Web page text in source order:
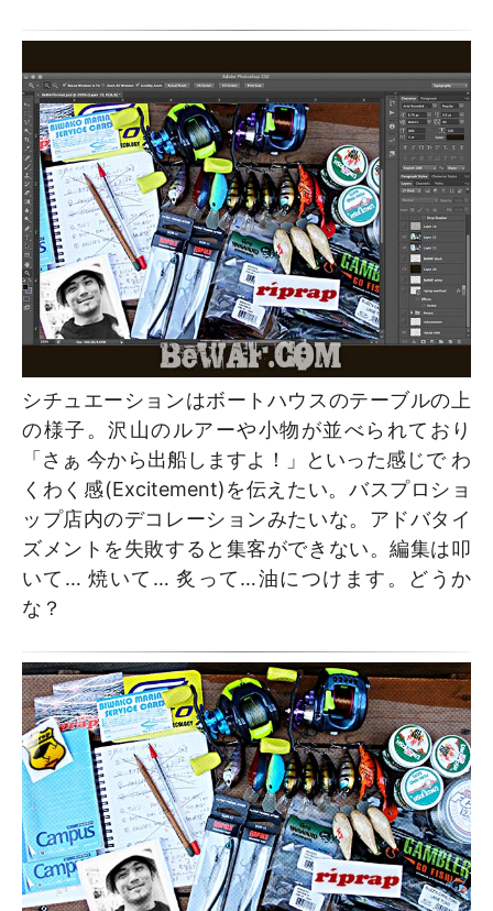
シチュエーションはボートハウスのテーブルの上
の様子。沢山のルアーや小物が並べられており
「さぁ 今から出船しますよ！」といった感じで わ
くわく感(Excitement)を伝えたい。バスプロショ
ップ店内のデコレーションみたいな。アドバタイ
ズメントを失敗すると集客ができない。編集は叩
いて… 焼いて… 炙って…油につけます。どうか
な？